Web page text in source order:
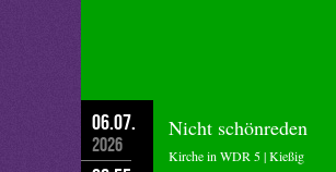
06.07.
2026
Nicht schönreden
Kirche in WDR 5 | Kießig